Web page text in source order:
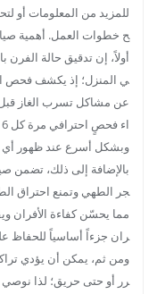
للمزيد من المعلومات أو
ح خطوات العمل. أهمية
أولاً، إن تدقيق حالة
ي المنزل؛ إذ يكشف فحص
عن مشاكل تسرب الغاز
وبشكل أسرع عند ظهور أي
بالإضافة إلى ذلك، تضمن
جر الطهي وتمنع احتراق
مما يحسّن كفاءة الأفران
ران جزءاً أساسياً للحفاظ
ومن ثم، يمكن أن يؤدي
رر أو حتى حريق؛ لذا